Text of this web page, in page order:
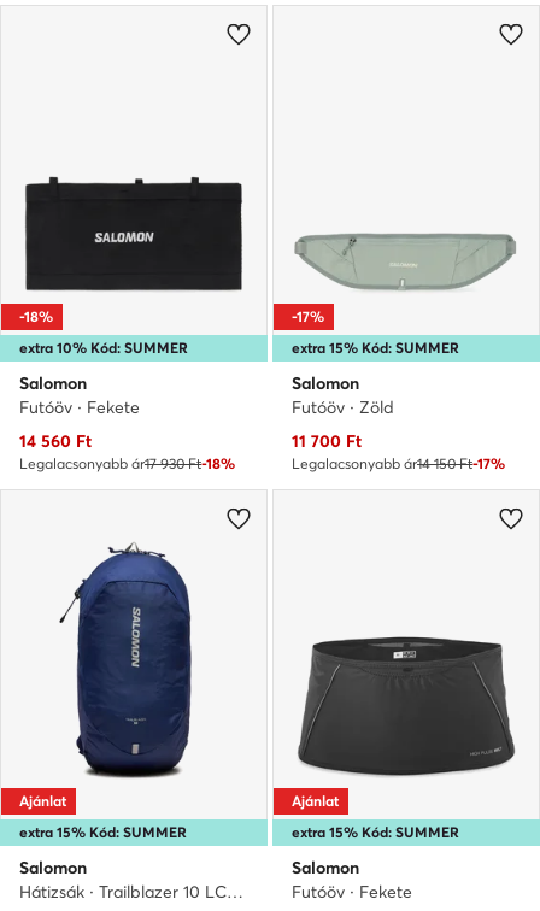
extra 10% Kód: SUMMER
-18%
Salomon
Futóöv · Fekete
Aktuális ár
14 560 Ft
Legalacsonyabb ár17 930 Ft-18%
extra 15% Kód: SUMMER
-17%
Salomon
Futóöv · Zöld
Aktuális ár
11 700 Ft
Legalacsonyabb ár14 150 Ft-17%
extra 15% Kód: SUMMER
Ajánlat
Salomon
Hátizsák · Trailblazer 10 LC2183000
extra 15% Kód: SUMMER
Ajánlat
Salomon
Futóöv · Fekete